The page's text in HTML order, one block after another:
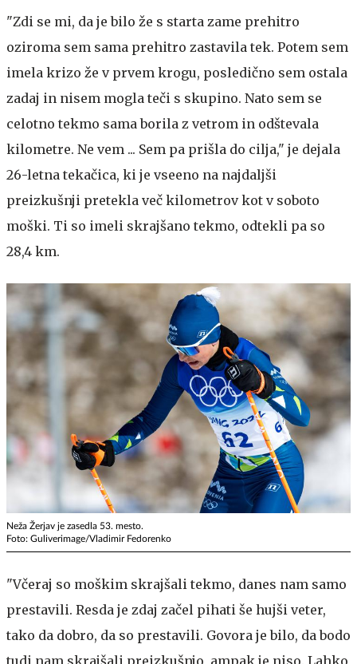
"Zdi se mi, da je bilo že s starta zame prehitro
oziroma sem sama prehitro zastavila tek. Potem sem
imela krizo že v prvem krogu, posledično sem ostala
zadaj in nisem mogla teči s skupino. Nato sem se
celotno tekmo sama borila z vetrom in odštevala
kilometre. Ne vem ... Sem pa prišla do cilja," je dejala
26-letna tekačica, ki je vseeno na najdaljši
preizkušnji pretekla več kilometrov kot v soboto
moški. Ti so imeli skrajšano tekmo, odtekli pa so
28,4 km.
Neža Žerjav je zasedla 53. mesto.
Foto: Guliverimage/Vladimir Fedorenko
"Včeraj so moškim skrajšali tekmo, danes nam samo
prestavili. Resda je zdaj začel pihati še hujši veter,
tako da dobro, da so prestavili. Govora je bilo, da bodo
tudi nam skrajšali preizkušnjo, ampak je niso. Lahko